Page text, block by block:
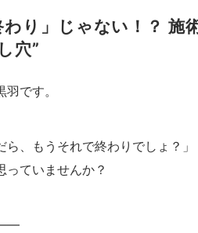
わり」じゃない！？
穴”
です。
ら、もうそれで終わりでしょ？」
っていませんか？
――